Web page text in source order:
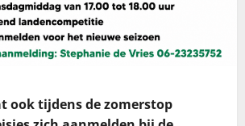
ook tijdens de zomerstop